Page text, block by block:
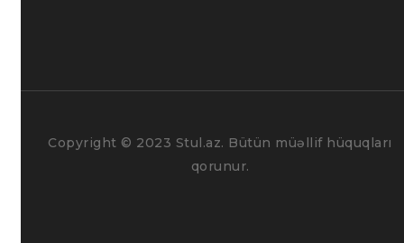
Copyright © 2023 Stul.az. Bütün müəllif hüquqları
qorunur.